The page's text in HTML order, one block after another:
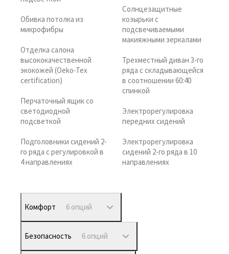
Обивка потолка из
микрофибры
Отделка салона
высококачественной
экокожей (Oeko-Tex
certification)
Перчаточный ящик со
светодиодной
подсветкой
Подголовники сидений 2-
го ряда с регулировкой в
4 направлениях
Солнцезащитные
козырьки с
подсвечиваемыми
макияжными зеркалами
Трехместный диван 3-го
ряда с складывающейся
в соотношении 60:40
спинкой
Электрорегулировка
передних сидений
Электрорегулировка
сидений 2-го ряда в 10
направлениях
Комфорт 6 опций
Безопасность 6 опций